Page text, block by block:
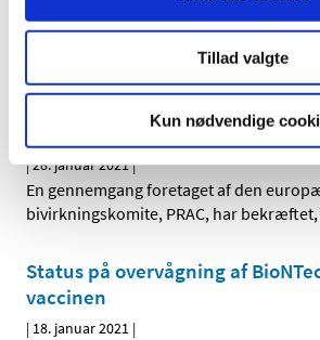
Tillad valgte
Kun nødvendige
Risiko for akut binyrebarkinsufficiens
tabletter eller magistrelt fremstillede
Esmya til behandling af fibromer
bør ikke længere markedsføres i
|28. januar 2021|
En gennemgang foretaget af den
bivirkningskomite, PRAC, har bekræftet,
Status på overvågning af
vaccinen
| 18. januar 2021 |